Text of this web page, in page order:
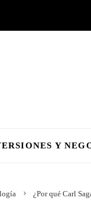
Y
¿Por qué Carl